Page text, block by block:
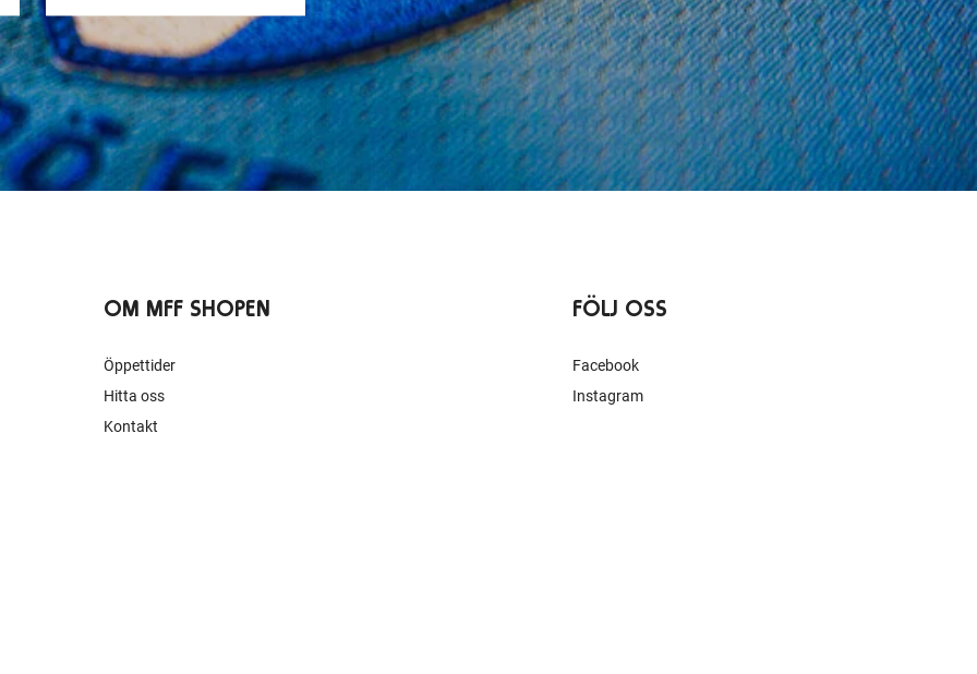
OM MFF SHOPEN
Öppettider
Hitta oss
Kontakt
FÖLJ OSS
Facebook
Instagram